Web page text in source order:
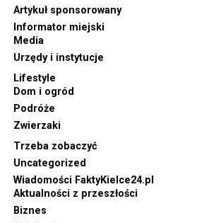
Artykuł sponsorowany
Informator miejski
Media
Urzędy i instytucje
Lifestyle
Dom i ogród
Podróże
Zwierzaki
Trzeba zobaczyć
Uncategorized
Wiadomości FaktyKielce24.pl
Aktualności z przeszłości
Biznes